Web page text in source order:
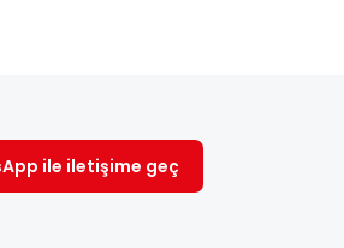
ile iletişime geç